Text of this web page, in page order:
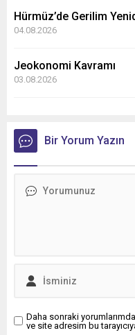
Hürmüz’de Gerilim
04.08.2026
Jeokonomi Kavramı
03.08.2026
Bir Yorum Yazın
Daha sonraki
ve site adresim bu